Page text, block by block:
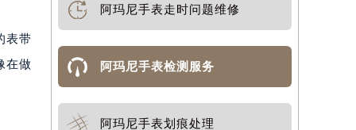
表带
在做
阿玛尼手表走时问题维修
阿玛尼手表检测服务
阿玛尼手表划痕处理